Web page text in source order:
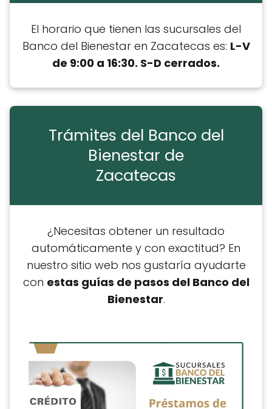
El horario que tienen las sucursales del
Banco del Bienestar en Zacatecas es: L-V
de 9:00 a 16:30. S-D cerrados.
Trámites del Banco del
Bienestar de
Zacatecas
¿Necesitas obtener un resultado
automáticamente y con exactitud? En
nuestro sitio web nos gustaría ayudarte
con estas guías de pasos del Banco del
Bienestar.